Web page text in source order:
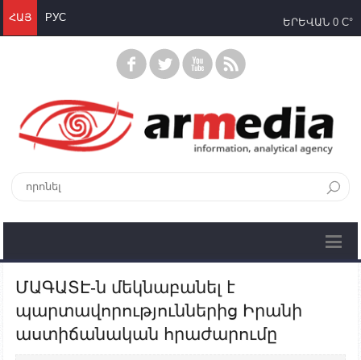
ՀԱՅ РУС ԵՐԵՎԱՆ 0 C°
ՄԱԳԱՏԷ-ն մեկնաբանել է
պարտավորություններից Իրանի
աստիճանական հրաժարումը